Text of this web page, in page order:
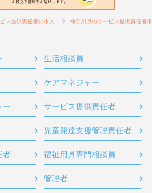
ス提供責任者の求人 神奈川県のサービス提供責任者
生活相談員
ケアマネジャー
ー サービス提供責任者
児童発達支援管理責任者
者 福祉用具専門相談員
管理者